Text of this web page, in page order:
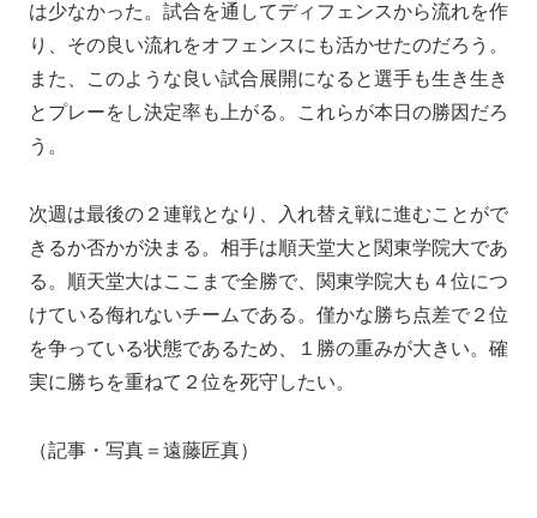
は少なかった。試合を通してディフェンスから流れを作
り、その良い流れをオフェンスにも活かせたのだろう。
また、このような良い試合展開になると選手も生き生き
とプレーをし決定率も上がる。これらが本日の勝因だろ
う。
次週は最後の２連戦となり、入れ替え戦に進むことがで
きるか否かが決まる。相手は順天堂大と関東学院大であ
る。順天堂大はここまで全勝で、関東学院大も４位につ
けている侮れないチームである。僅かな勝ち点差で２位
を争っている状態であるため、１勝の重みが大きい。確
実に勝ちを重ねて２位を死守したい。
（記事・写真＝遠藤匠真）